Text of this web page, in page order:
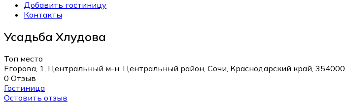
Добавить гостиницу
Контакты
Усадьба Хлудова
Топ место
Егорова, 1, Центральный м-н, Центральный район, Сочи, Краснодарский край, 354000
0 Отзыв
Гостиница
Оставить отзыв